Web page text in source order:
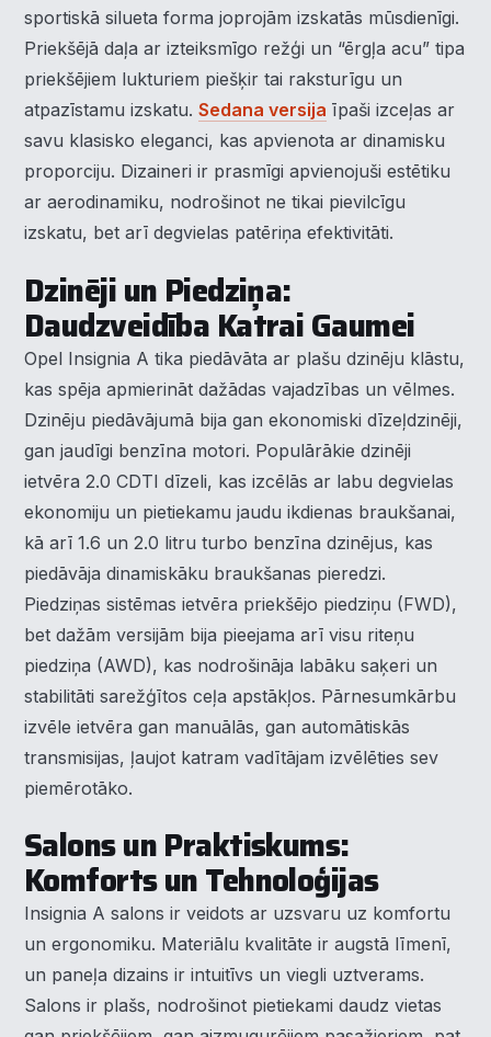
sportiskā silueta forma joprojām izskatās mūsdienīgi.
Priekšējā daļa ar izteiksmīgo režģi un “ērgļa acu” tipa
priekšējiem lukturiem piešķir tai raksturīgu un
atpazīstamu izskatu. Sedana versija īpaši izceļas ar
savu klasisko eleganci, kas apvienota ar dinamisku
proporciju. Dizaineri ir prasmīgi apvienojuši estētiku
ar aerodinamiku, nodrošinot ne tikai pievilcīgu
izskatu, bet arī degvielas patēriņa efektivitāti.
Dzinēji un Piedziņa:
Daudzveidība Katrai Gaumei
Opel Insignia A tika piedāvāta ar plašu dzinēju klāstu,
kas spēja apmierināt dažādas vajadzības un vēlmes.
Dzinēju piedāvājumā bija gan ekonomiski dīzeļdzinēji,
gan jaudīgi benzīna motori. Populārākie dzinēji
ietvēra 2.0 CDTI dīzeli, kas izcēlās ar labu degvielas
ekonomiju un pietiekamu jaudu ikdienas braukšanai,
kā arī 1.6 un 2.0 litru turbo benzīna dzinējus, kas
piedāvāja dinamiskāku braukšanas pieredzi.
Piedziņas sistēmas ietvēra priekšējo piedziņu (FWD),
bet dažām versijām bija pieejama arī visu riteņu
piedziņa (AWD), kas nodrošināja labāku saķeri un
stabilitāti sarežģītos ceļa apstākļos. Pārnesumkārbu
izvēle ietvēra gan manuālās, gan automātiskās
transmisijas, ļaujot katram vadītājam izvēlēties sev
piemērotāko.
Salons un Praktiskums:
Komforts un Tehnoloģijas
Insignia A salons ir veidots ar uzsvaru uz komfortu
un ergonomiku. Materiālu kvalitāte ir augstā līmenī,
un paneļa dizains ir intuitīvs un viegli uztverams.
Salons ir plašs, nodrošinot pietiekami daudz vietas